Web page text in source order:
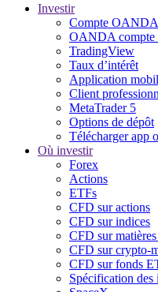
Investir
Compte OANDA
OANDA compte
TradingView
Taux d’intérêt
Application
Client
MetaTrader 5
Options de dépôt
Télécharger app
Où investir
Forex
Actions
ETFs
CFD sur actions
CFD sur indices
CFD sur
CFD sur crypto-
CFD sur fonds
Spécification des